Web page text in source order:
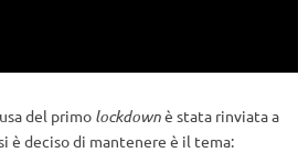
del primo lockdownè stata rinviata a
è deciso di mantenere è il tema: